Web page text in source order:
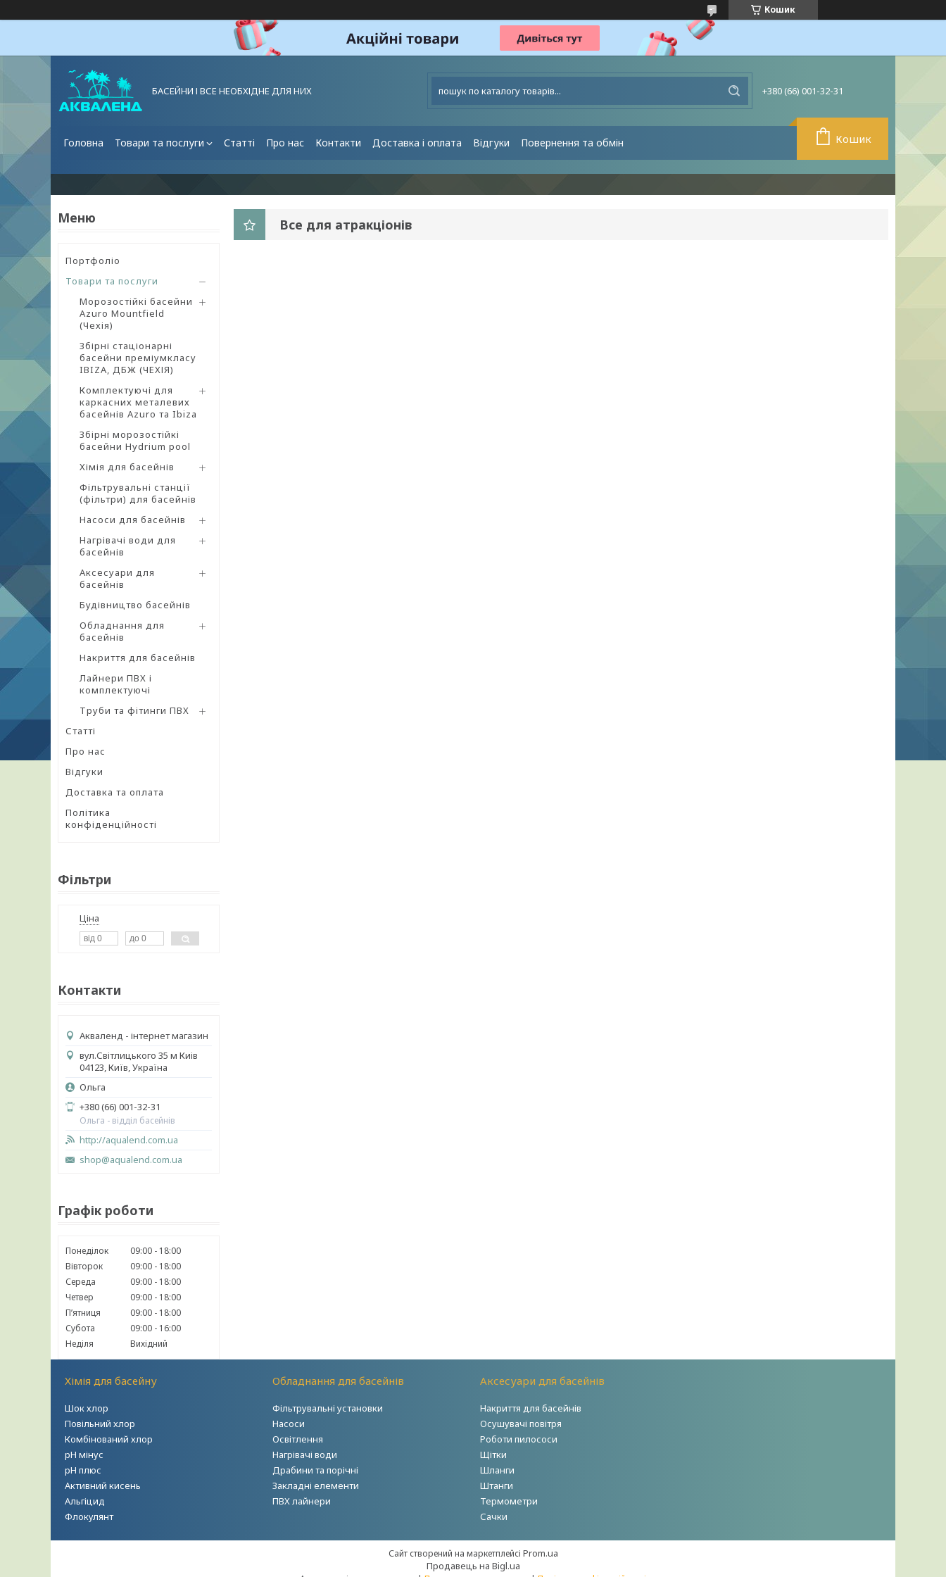
Кошик
БАСЕЙНИ І ВСЕ НЕОБХІДНЕ ДЛЯ НИХ +380 (66) 001-32-31
Головна Товари та послуги Статті Про нас Контакти Доставка і оплата Відгуки Повернення та обмін Кошик
Портфоліо
Товари та послуги
Морозостійкі басейни
Azuro Mountfield
(Чехія)
Збірні стаціонарні
басейни преміумкласу
IBIZA, ДБЖ (ЧЕХІЯ)
Комплектуючі для
каркасних металевих
басейнів Azuro та Ibiza
Збірні морозостійкі
басейни Hydrium pool
Хімія для басейнів
Фільтрувальні станції
(фільтри) для басейнів
Насоси для басейнів
Нагрівачі води для
басейнів
Аксесуари для
басейнів
Будівництво басейнів
Обладнання для
басейнів
Накриття для басейнів
Лайнери ПВХ і
комплектуючі
Труби та фітинги ПВХ
Статті
Про нас
Відгуки
Доставка та оплата
Політика
конфіденційності
Фільтри
Ціна
Контакти
Акваленд - інтернет магазин
вул.Світлицького 35 м Киів
04123, Київ, Україна
Ольга
+380 (66) 001-32-31
Ольга - відділ басейнів
http://aqualend.com.ua
shop@aqualend.com.ua
Графік роботи
Понеділок 09:00
18:00
Вівторок
09:00
18:00
Середа
09:00
18:00
Четвер
09:00
18:00
Пʼятниця
09:00
18:00
Субота
09:00
16:00
Неділя
Вихідний
Все для атракціонів
Хімія для басейну
Шок хлор
Повільний хлор
Комбінований хлор
рН мінус
рН плюс
Активний кисень
Альгіцид
Флокулянт
Обладнання для басейнів
Фільтрувальні установки
Насоси
Освітлення
Нагрівачі води
Драбини та порічні
Закладні елементи
ПВХ лайнери
Аксесуари для басейнів
Накриття для басейнів
Осушувачі повітря
Роботи пилососи
Щітки
Шланги
Штанги
Термометри
Сачки
Сайт створений на маркетплейсі Prom.ua
Продавець на Bigl.ua